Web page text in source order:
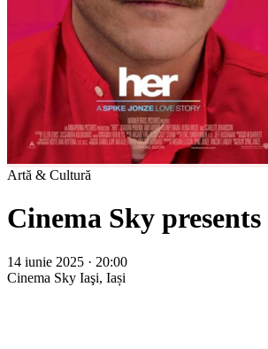
Artă & Cultură
Cinema Sky
14 iunie 2025 · 20:00
Cinema Sky Iaşi, Iași